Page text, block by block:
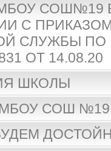
СОШ№19
С
СЛУЖБЫ ПО
ОТ 14.08.20
ШКОЛЫ
СОШ №19